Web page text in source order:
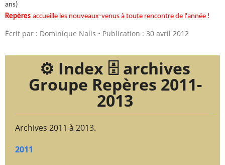
ans)
Repères accueille les nouveaux-venus à toute rencontre de l'année !
Écrit par : Dominique Nalis Publication : 30 avril 2012
⚙️ Index 🗄️ archives
Groupe Repères 2011-
2013
Archives 2011 à 2013.
2011